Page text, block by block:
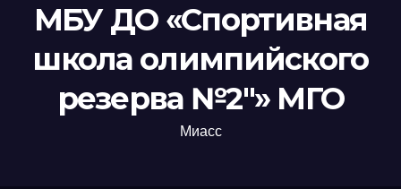
МБУ ДО «Спортивная
школа олимпийского
резерва №2"» МГО
Миасс